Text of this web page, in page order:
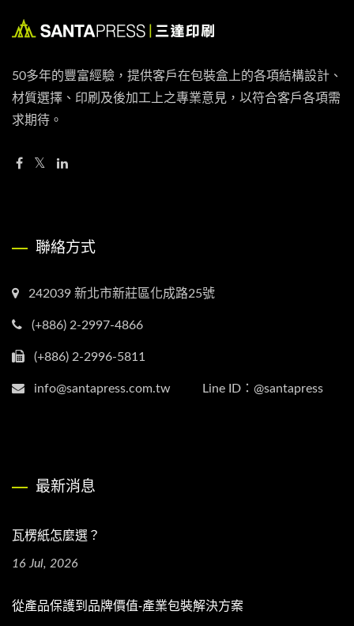
50多年的豐富經驗，提供客戶在包裝盒上的各項結構設計、
材質選擇、印刷及後加工上之專業意見，以符合客戶各項需
求期待。
聯絡方式
242039 新北市新莊區化成路25號
(+886) 2-2997-4866
(+886) 2-2996-5811
info@santapress.com.tw Line ID：@santapress
最新消息
瓦楞紙怎麼選？
16 Jul, 2026
從產品保護到品牌價值-產業包裝解決方案